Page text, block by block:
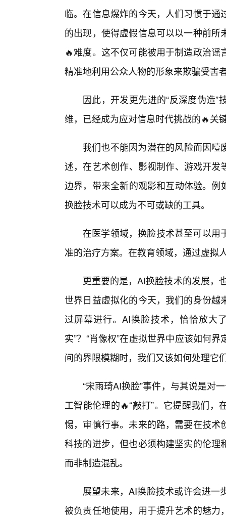
临。在信息爆炸的今天，人们习惯于
的出现，使得虚假信息可以以一种前
🔥难度。这不仅可能被用于制造政治
精准地利用公众人物的形象来欺骗受害
因此，开发更先进的“反深度伪造
维，已经成为应对信息时代挑战的🔥关
我们也不能因为潜在的风险而因
述，在艺术创作、影视制作、游戏开
边界，带来全新的观影和互动体验。
换脸技术可以成为不可或缺的工具。
在医学领域，换脸技术甚至可以用
准的治疗方案。在教育领域，通过虚拟
更重要的是，AI换脸技术的发展，
世界日益虚拟化的今天，我们的身份
过屏幕进行。AI换脸技术，恰恰放大
实”？“肖像权”在虚拟世界中应该如何
间的界限模糊时，我们又该如何处理它
“宋雨琦AI换脸”事件，与其说是对
工智能伦理的🔥“敲打”。它提醒我们
惕，审慎行事。未来的路，需要在技
科技的进步，但也必须构建坚实的伦
而非制造混乱。
展望未来，AI换脸技术或许会进一
被负责任地使用，用于提升艺术的魅